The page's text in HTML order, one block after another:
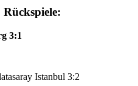
3:1
Istanbul 3:2